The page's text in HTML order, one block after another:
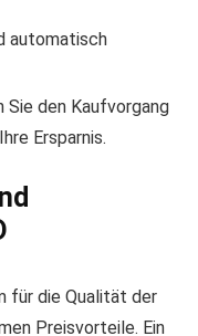
automatisch
Sie den Kaufvorgang
Ersparnis.
für die Qualität der
Preisvorteile. Ein